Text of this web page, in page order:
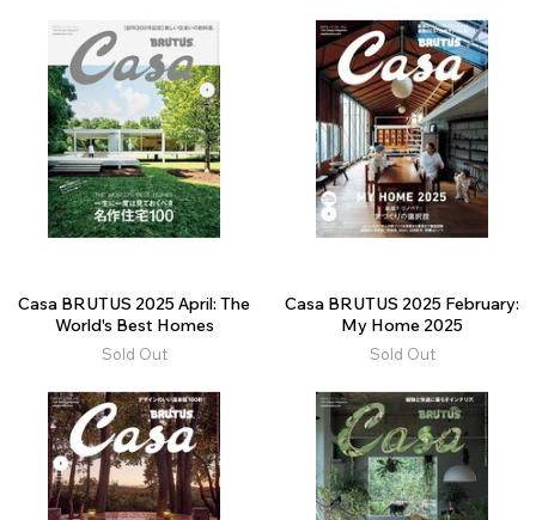
Casa BRUTUS 2025 April: The
World's Best Homes
Sold Out
Casa BRUTUS 2025 February:
My Home 2025
Sold Out